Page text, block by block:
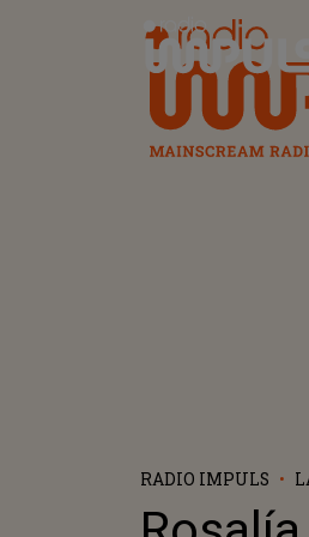
Radio Impuls
RADIO IMPULS